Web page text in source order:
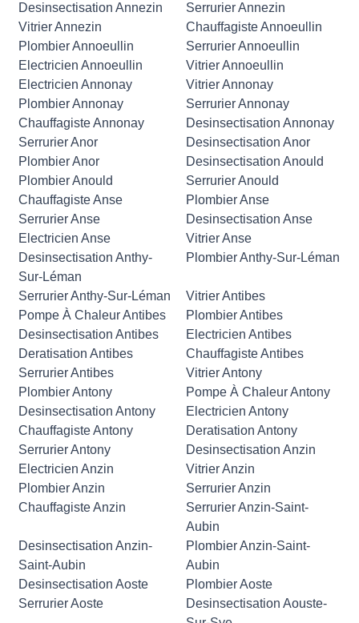
Desinsectisation Annezin
Serrurier Annezin
Vitrier Annezin
Chauffagiste Annoeullin
Plombier Annoeullin
Serrurier Annoeullin
Electricien Annoeullin
Vitrier Annoeullin
Electricien Annonay
Vitrier Annonay
Plombier Annonay
Serrurier Annonay
Chauffagiste Annonay
Desinsectisation Annonay
Serrurier Anor
Desinsectisation Anor
Plombier Anor
Desinsectisation Anould
Plombier Anould
Serrurier Anould
Chauffagiste Anse
Plombier Anse
Serrurier Anse
Desinsectisation Anse
Electricien Anse
Vitrier Anse
Desinsectisation Anthy-
Sur-Léman
Plombier Anthy-Sur-Léman
Serrurier Anthy-Sur-Léman
Vitrier Antibes
Pompe À Chaleur Antibes
Plombier Antibes
Desinsectisation Antibes
Electricien Antibes
Deratisation Antibes
Chauffagiste Antibes
Serrurier Antibes
Vitrier Antony
Plombier Antony
Pompe À Chaleur Antony
Desinsectisation Antony
Electricien Antony
Chauffagiste Antony
Deratisation Antony
Serrurier Antony
Desinsectisation Anzin
Electricien Anzin
Vitrier Anzin
Plombier Anzin
Serrurier Anzin
Chauffagiste Anzin
Serrurier Anzin-Saint-
Aubin
Desinsectisation Anzin-
Saint-Aubin
Plombier Anzin-Saint-
Aubin
Desinsectisation Aoste
Plombier Aoste
Serrurier Aoste
Desinsectisation Aouste-